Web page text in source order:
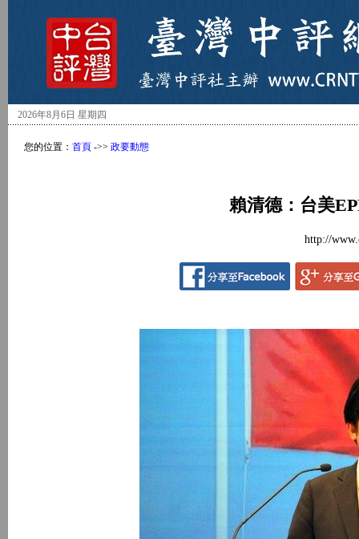
2026年8月6日 星期四
您的位置： 首頁 ->> 政要動態
賴清德：台美
http://